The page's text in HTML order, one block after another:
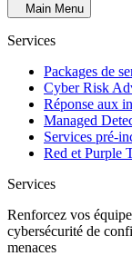
Main Menu
Services
Packages de
Cyber Risk
Réponse aux
Managed
Services pré-
Red et Purple
Services
Renforcez vos
cybersécurité de
menaces